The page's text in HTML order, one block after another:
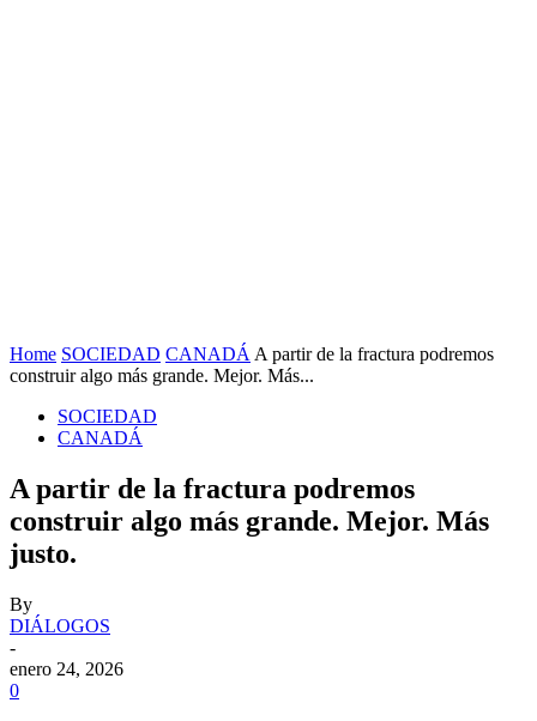
Home SOCIEDAD CANADÁ A partir de la fractura podremos
construir algo más grande. Mejor. Más...
SOCIEDAD
CANADÁ
A partir de la fractura podremos
construir algo más grande. Mejor. Más
justo.
By
DIÁLOGOS
-
enero 24, 2026
0